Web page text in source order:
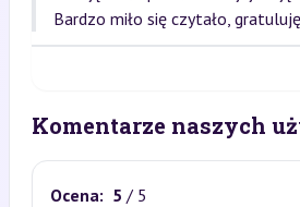
Bardzo miło się czytało,
Komentarze naszych
Ocena: 5 / 5